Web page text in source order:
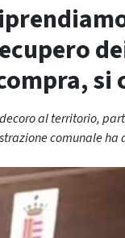
si
al territorio,
comunale ha